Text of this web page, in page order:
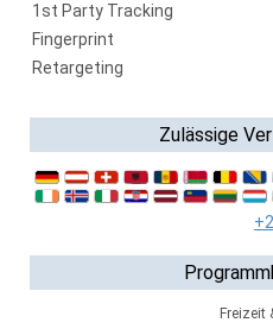
1st Party Tracking
Fingerprint
Retargeting
Zulässige
Freizeit